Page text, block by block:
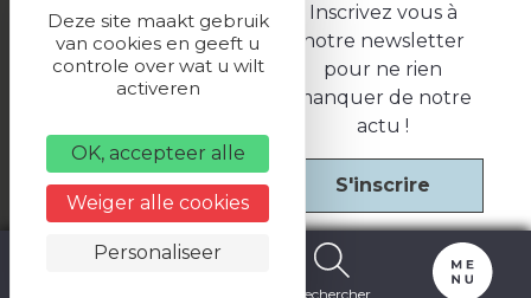
Rechercher
Inscrivez vous à
notre newsletter
pour ne rien
manquer de notre
actu !
S'inscrire
LES PARTENAIRES
Politique de confidentialité
Une réalisation
Deze site maakt gebruik
van cookies en geeft u
controle over wat u wilt
activeren
OK, accepteer alle
Weiger alle cookies
Personaliseer